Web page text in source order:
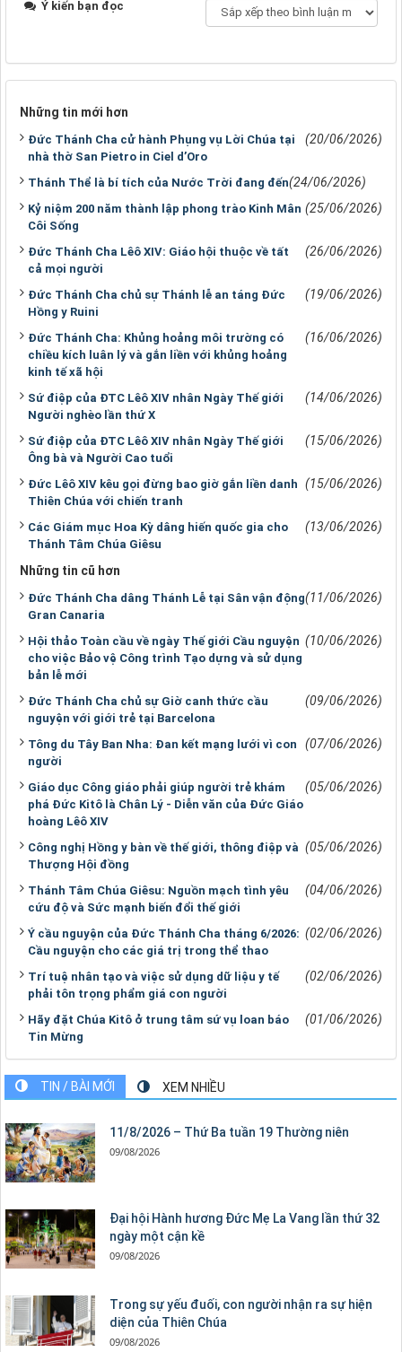
Ý kiến bạn đọc
Những tin mới hơn
Đức Thánh Cha cử hành Phụng vụ Lời Chúa tại
nhà thờ San Pietro in Ciel d’Oro
(20/06/2026)
Thánh Thể là bí tích của Nước Trời đang đến(24/06/2026)
Kỷ niệm 200 năm thành lập phong trào Kinh Mân
Côi Sống
(25/06/2026)
Đức Thánh Cha Lêô XIV: Giáo hội thuộc về tất
cả mọi người
(26/06/2026)
Đức Thánh Cha chủ sự Thánh lễ an táng Đức
Hồng y Ruini
(19/06/2026)
Đức Thánh Cha: Khủng hoảng môi trường có
chiều kích luân lý và gắn liền với khủng hoảng
kinh tế xã hội
(16/06/2026)
Sứ điệp của ĐTC Lêô XIV nhân Ngày Thế giới
Người nghèo lần thứ X
(14/06/2026)
Sứ điệp của ĐTC Lêô XIV nhân Ngày Thế giới
Ông bà và Người Cao tuổi
(15/06/2026)
Đức Lêô XIV kêu gọi đừng bao giờ gắn liền danh
Thiên Chúa với chiến tranh
(15/06/2026)
Các Giám mục Hoa Kỳ dâng hiến quốc gia cho
Thánh Tâm Chúa Giêsu
(13/06/2026)
Những tin cũ hơn
Đức Thánh Cha dâng Thánh Lễ tại Sân vận động
Gran Canaria
(11/06/2026)
Hội thảo Toàn cầu về ngày Thế giới Cầu nguyện
cho việc Bảo vệ Công trình Tạo dựng và sử dụng
bản lễ mới
(10/06/2026)
Đức Thánh Cha chủ sự Giờ canh thức cầu
nguyện với giới trẻ tại Barcelona
(09/06/2026)
Tông du Tây Ban Nha: Đan kết mạng lưới vì con
người
(07/06/2026)
Giáo dục Công giáo phải giúp người trẻ khám
phá Đức Kitô là Chân Lý - Diễn văn của Đức Giáo
hoàng Lêô XIV
(05/06/2026)
Công nghị Hồng y bàn về thế giới, thông điệp và
Thượng Hội đồng
(05/06/2026)
Thánh Tâm Chúa Giêsu: Nguồn mạch tình yêu
cứu độ và Sức mạnh biến đổi thế giới
(04/06/2026)
Ý cầu nguyện của Đức Thánh Cha tháng 6/2026:
Cầu nguyện cho các giá trị trong thể thao
(02/06/2026)
Trí tuệ nhân tạo và việc sử dụng dữ liệu y tế
phải tôn trọng phẩm giá con người
(02/06/2026)
Hãy đặt Chúa Kitô ở trung tâm sứ vụ loan báo
Tin Mừng
(01/06/2026)
TIN / BÀI MỚI XEM NHIỀU
11/8/2026 – Thứ Ba tuần 19 Thường niên
09/08/2026
Đại hội Hành hương Đức Mẹ La Vang lần thứ 32
ngày một cận kề
09/08/2026
Trong sự yếu đuối, con người nhận ra sự hiện
diện của Thiên Chúa
09/08/2026